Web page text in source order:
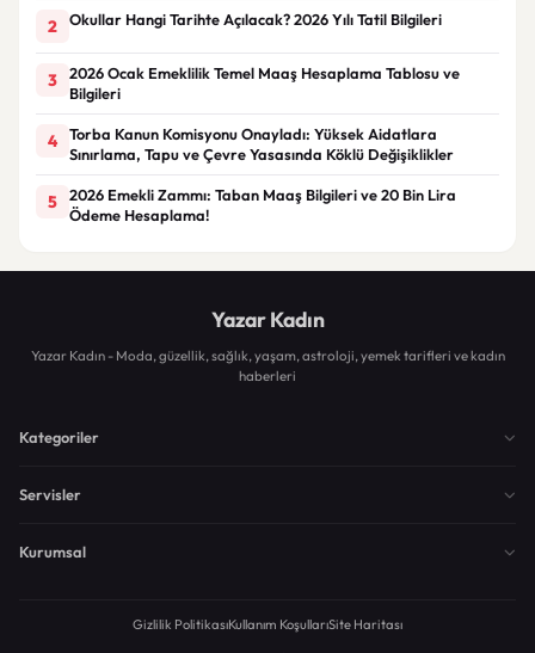
2 Okullar Hangi Tarihte Açılacak? 2026 Yılı Tatil Bilgileri
3
2026 Ocak Emeklilik Temel Maaş Hesaplama Tablosu ve
Bilgileri
4
Torba Kanun Komisyonu Onayladı: Yüksek Aidatlara
Sınırlama, Tapu ve Çevre Yasasında Köklü Değişiklikler
5
2026 Emekli Zammı: Taban Maaş Bilgileri ve 20 Bin Lira
Ödeme Hesaplama!
Yazar Kadın
Yazar Kadın - Moda, güzellik, sağlık, yaşam, astroloji, yemek tarifleri ve kadın
haberleri
Kategoriler
Servisler
Kurumsal
Gizlilik PolitikasıKullanım KoşullarıSite Haritası